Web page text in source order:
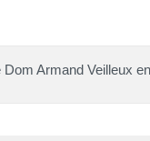
Armand Veilleux